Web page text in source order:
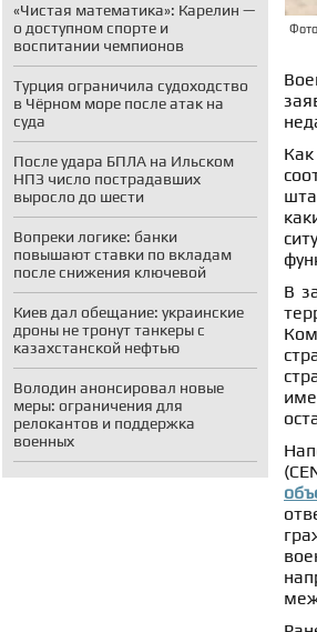
«Чистая математика»: Карелин —
о доступном спорте и
воспитании чемпионов
Турция ограничила судоходство
в Чёрном море после атак на
суда
После удара БПЛА на Ильском
НПЗ число пострадавших
выросло до шести
Вопреки логике: банки
повышают ставки по вкладам
после снижения ключевой
Киев дал обещание: украинские
дроны не тронут танкеры с
казахстанской нефтью
Володин анонсировал новые
меры: ограничения для
релокантов и поддержка
военных
В